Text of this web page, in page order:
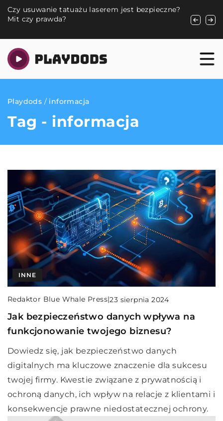
Czy usuwanie tatuażu laserem jest bezpieczne?
Mit czy prawda?
swoją
Playdods / informacja
Tag - informacja
INNE
Redaktor Blue Whale Press|23 sierpnia 2024
Jak bezpieczeństwo danych wpływa na
funkcjonowanie twojego biznesu?
Dowiedz się, jak bezpieczeństwo danych
digitalnych ma kluczowe znaczenie dla sukcesu
twojej firmy. Kwestie związane z prywatnością i
ochroną danych, ich wpływ na relacje z klientami i
konsekwencje prawne niedostatecznej ochrony.